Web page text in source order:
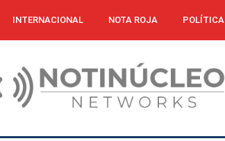
INTERNACIONAL NOTA ROJA POLÍTICA